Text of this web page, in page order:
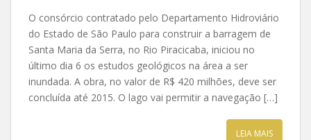
O consórcio contratado pelo Departamento Hidroviário
do Estado de São Paulo para construir a barragem de
Santa Maria da Serra, no Rio Piracicaba, iniciou no
último dia 6 os estudos geológicos na área a ser
inundada. A obra, no valor de R$ 420 milhões, deve ser
concluída até 2015. O lago vai permitir a navegação […]
LEIA MAIS